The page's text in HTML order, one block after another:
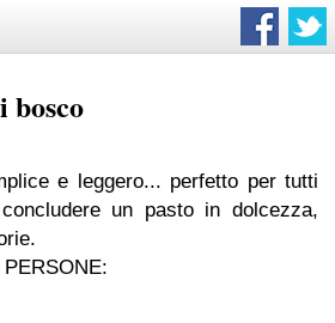
e leggero... perfetto per tutti
un pasto in dolcezza,